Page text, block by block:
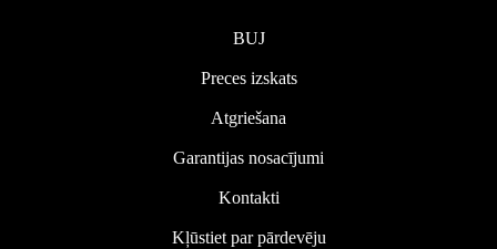
BUJ
Preces izskats
Atgriešana
Garantijas nosacījumi
Kontakti
Kļūstiet par pārdevēju